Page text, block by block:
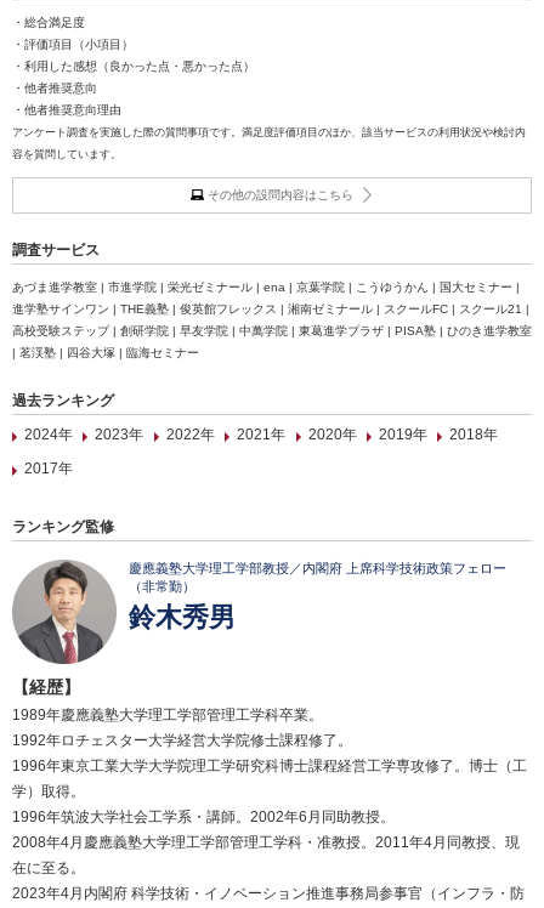
・総合満足度
・評価項目（小項目）
・利用した感想（良かった点・悪かった点）
・他者推奨意向
・他者推奨意向理由
アンケート調査を実施した際の質問事項です。満足度評価項目のほか、該当サービスの利用状況や検討内
容を質問しています。
その他の設問内容はこちら
調査サービス
あづま進学教室 | 市進学院 | 栄光ゼミナール | ena | 京葉学院 | こうゆうかん | 国大セミナー |
進学塾サインワン | THE義塾 | 俊英館フレックス | 湘南ゼミナール | スクールFC | スクール21 |
高校受験ステップ | 創研学院 | 早友学院 | 中萬学院 | 東葛進学プラザ | PISA塾 | ひのき進学教室
| 茗渓塾 | 四谷大塚 | 臨海セミナー
過去ランキング
2024年
2023年 2022年 2021年 2020年 2019年
2018年
2017年
ランキング監修
慶應義塾大学理工学部教授／内閣府 上席科学技術政策フェロー
（非常勤）
鈴木秀男
【経歴】
1989年慶應義塾大学理工学部管理工学科卒業。
1992年ロチェスター大学経営大学院修士課程修了。
1996年東京工業大学大学院理工学研究科博士課程経営工学専攻修了。博士（工
学）取得。
1996年筑波大学社会工学系・講師。2002年6月同助教授。
2008年4月慶應義塾大学理工学部管理工学科・准教授。2011年4月同教授、現
在に至る。
2023年4月内閣府 科学技術・イノベーション推進事務局参事官（インフラ・防